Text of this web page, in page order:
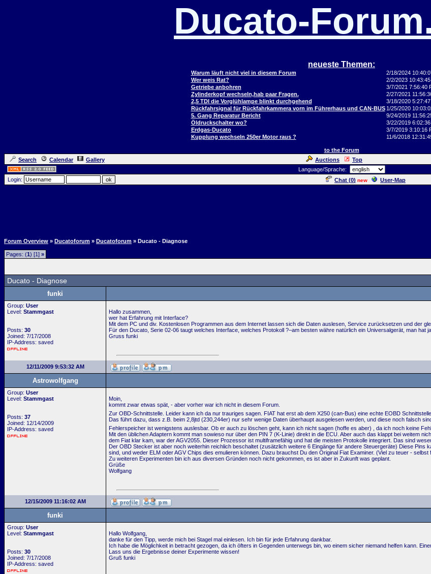
Ducato-
neueste Themen:
Warum läuft nicht viel in diesem Forum 2/18/2024
Wer weis Rat?
2/2/2023 10:43:45
Getriebe anbohren
3/7/2021 7:56:40
Zylinderkopf wechseln,hab paar Fragen.
2/27/2021
2,5 TDI die Vorglühlampe blinkt durchgehend
3/18/2020 5:27:47
Rückfahrsignal für Rückfahrkammera vorn im Führerhaus und CAN-BUS 1/25/2020
5. Gang Reparatur Bericht
9/24/2019
Öldruckschalter wo?
3/22/2019 6:02:36
Erdgas-Ducato
3/7/2019 3:10:16
Kupplung wechseln 250er Motor raus ?
11/6/2018
to the Forum
Search
Calendar Gallery Auctions Top
Language/Sprache:
Login:
Chat (0) new User-Map
Forum Overview » Ducatoforum » Ducatoforum » Ducato - Diagnose
Pages: (1) [1] »
Ducato - Diagnose
funki
Group: User
Level: Stammgast
Posts: 30
Joined: 7/17/2008
IP-Address: saved
Hallo zusammen,
wer hat Erfahrung mit Interface?
Mit dem PC und div. Kostenlosen Programmen aus dem Internet lassen sich die Daten auslesen, Service zurücksetzen und der
Für den Ducato, Serie 02-06 taugt welches Interface, welches Protokoll ?–am besten währe natürlich ein Universalgerät, man hat
Gruss funki
12/11/2009 9:53:32 AM
Astrowolfgang
Group: User
Level: Stammgast
Posts: 37
Joined: 12/14/2009
IP-Address: saved
Moin,
kommt zwar etwas spät, - aber vorher war ich nicht in diesem Forum.
Zur OBD-Schnittstelle. Leider kann ich da nur trauriges sagen. FIAT hat erst ab dem X250 (can-Bus) eine echte EOBD
Das führt dazu, dass z.B. beim 2,8jtd (230,244er) nur sehr wenige Daten überhaupt ausgelesen werden, und diese noch falsch
Fehlerspeicher ist wenigstens auslesbar. Ob er auch zu löschen geht, kann ich nicht sagen (hoffe es aber) , da ich noch keine
Mit den üblichen Adaptern kommt man sowieso nur über den PIN 7 (K-Linie) direkt in die ECU. Aber auch das klappt bei weitem
dem Fiat klar kam, war der AGV2055. Dieser Prozessor ist multiframefähig und hat die meisten Protokolle integriert. Das sind
Der OBD Stecker ist aber noch weiterhin reichlich beschaltet (zusätzlich weitere 6 Eingänge für andere Steuergeräte) Diese
sind, und weder ELM oder AGV Chips dies emulieren können. Dazu brauchst Du den Original Fiat Examiner. (Viel zu teuer -
Zu weiteren Experimenten bin ich aus diversen Gründen noch nicht gekommen, es ist aber in Zukunft was geplant.
Grüße
Wolfgang
12/15/2009 11:16:02 AM
funki
Group: User
Level: Stammgast
Posts: 30
Joined: 7/17/2008
IP-Address: saved
Hallo Wolfgang,
danke für den Tipp, werde mich bei Stagel mal einlesen. Ich bin für jede Erfahrung dankbar.
Ich habe die Möglichkeit in betracht gezogen, da ich öfters in Gegenden unterwegs bin, wo einem sicher niemand helfen kann.
Lass uns die Ergebnisse deiner Experimente wissen!
Gruß funki